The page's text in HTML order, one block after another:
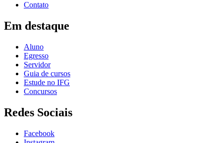
Contato
Em destaque
Aluno
Egresso
Servidor
Guia de cursos
Estude no IFG
Concursos
Redes Sociais
Facebook